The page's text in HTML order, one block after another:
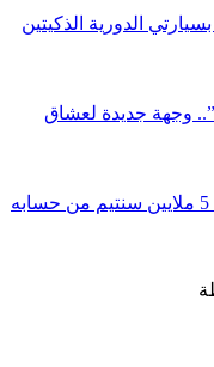
الدورية الذكيتين
افتتاح مطعم “SANTORINI FISH”.. وجهة جديدة لعشاق
عامل توصيل بطنجة يشتكي اختفاء 5 ملايين سنتيم من حسابه